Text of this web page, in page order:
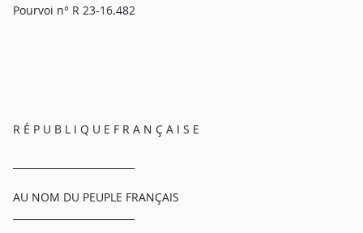
Pourvoi n° R 23-16.482
R É P U B L I Q U E F R A N Ç A I S E
AU NOM DU PEUPLE FRANÇAIS